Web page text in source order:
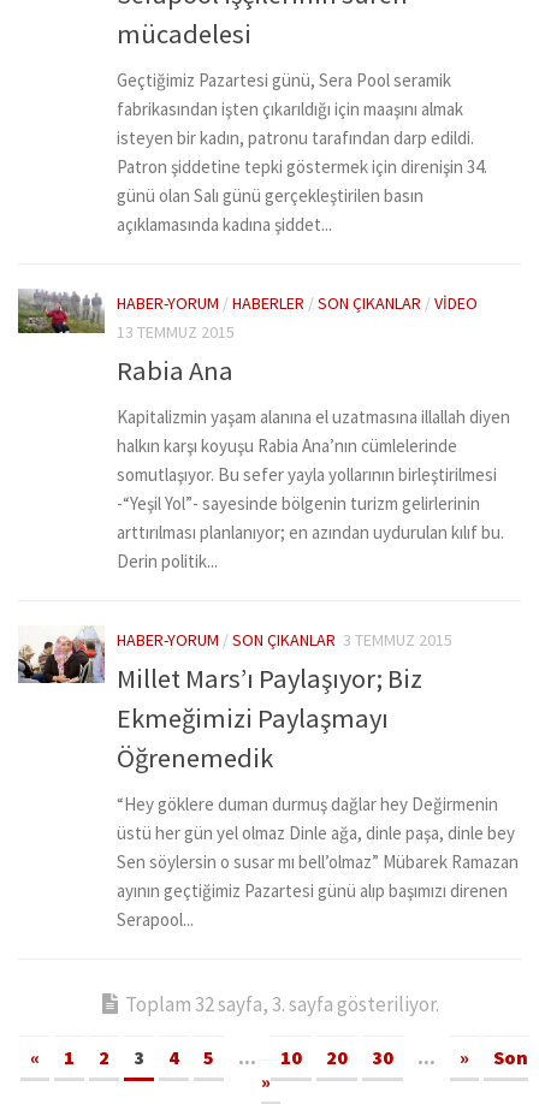
mücadelesi
Geçtiğimiz Pazartesi günü, Sera Pool seramik
fabrikasından işten çıkarıldığı için maaşını almak
isteyen bir kadın, patronu tarafından darp edildi.
Patron şiddetine tepki göstermek için direnişin 34.
günü olan Salı günü gerçekleştirilen basın
açıklamasında kadına şiddet...
HABER-YORUM /HABERLER /SON ÇIKANLAR /VIDEO
13 TEMMUZ 2015
Rabia Ana
Kapitalizmin yaşam alanına el uzatmasına illallah diyen
halkın karşı koyuşu Rabia Ana’nın cümlelerinde
somutlaşıyor. Bu sefer yayla yollarının birleştirilmesi
-“Yeşil Yol”- sayesinde bölgenin turizm gelirlerinin
arttırılması planlanıyor; en azından uydurulan kılıf bu.
Derin politik...
HABER-YORUM /SON ÇIKANLAR 3 TEMMUZ 2015
Millet Mars’ı Paylaşıyor; Biz
Ekmeğimizi Paylaşmayı
Öğrenemedik
“Hey göklere duman durmuş dağlar hey Değirmenin
üstü her gün yel olmaz Dinle ağa, dinle paşa, dinle bey
Sen söylersin o susar mı bell’olmaz” Mübarek Ramazan
ayının geçtiğimiz Pazartesi günü alıp başımızı direnen
Serapool...
Toplam 32 sayfa, 3. sayfa gösteriliyor.
« 1 2 3 4 5 ... 10 20 30 ... »
Son
»